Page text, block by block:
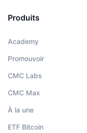
Produits
Academy
Promouvoir
CMC Labs
CMC Max
À la une
ETF Bitcoin